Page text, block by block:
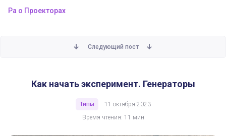
Ра о Проекторах
Следующий пост
Как начать эксперимент. Генераторы
Типы
11 октября 2023
Время чтения: 11 мин